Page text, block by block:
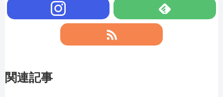
関連記事